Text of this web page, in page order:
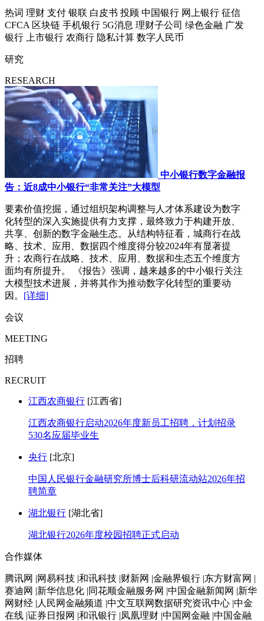
热词 理财 支付 银联 白皮书 投顾 中国银行 网上银行 征信
CFCA 区块链 手机银行 5G消息 理财子公司 绿色金融 广发
银行
上市银行 农商行 隐私计算 数字人民币
研究
RESEARCH
中小银行数字金融报
告：近8成中小银行“非常关注”大模型
要素价值挖掘，通过组织架构调整与人才体系建设为数字
化转型的深入实施提供有力支撑，最终致力于构建开放、
共享、创新的数字金融生态。从结构特征看，城商行在战
略、技术、应用、数据四个维度得分较2024年有显著提
升；农商行在战略、技术、应用、数据和生态五个维度方
面均有所提升。 《报告》强调，越来越多的中小银行关注
大模型技术进展，并将其作为推动数字化转型的重要动
因。 [详细]
会议
MEETING
招聘
RECRUIT
江西农商银行 [江西省]
江西农商银行启动2026年度新员工招聘，计划招录
530名应届毕业生
央行 [北京]
中国人民银行金融研究所博士后科研流动站2026年招
聘简章
湖北银行 [湖北省]
湖北银行2026年度校园招聘正式启动
合作媒体
腾讯网 |网易科技 |和讯科技 |财新网 |金融界银行 |东方财富网 |
赛迪网 |新华信息化 |同花顺金融服务网 |中国金融新闻网 |新华
网财经 |人民网金融频道 |中文互联网数据研究资讯中心 |中金
在线 |证券日报网 |和讯银行 |凤凰理财 |中国网金融 |中国金融